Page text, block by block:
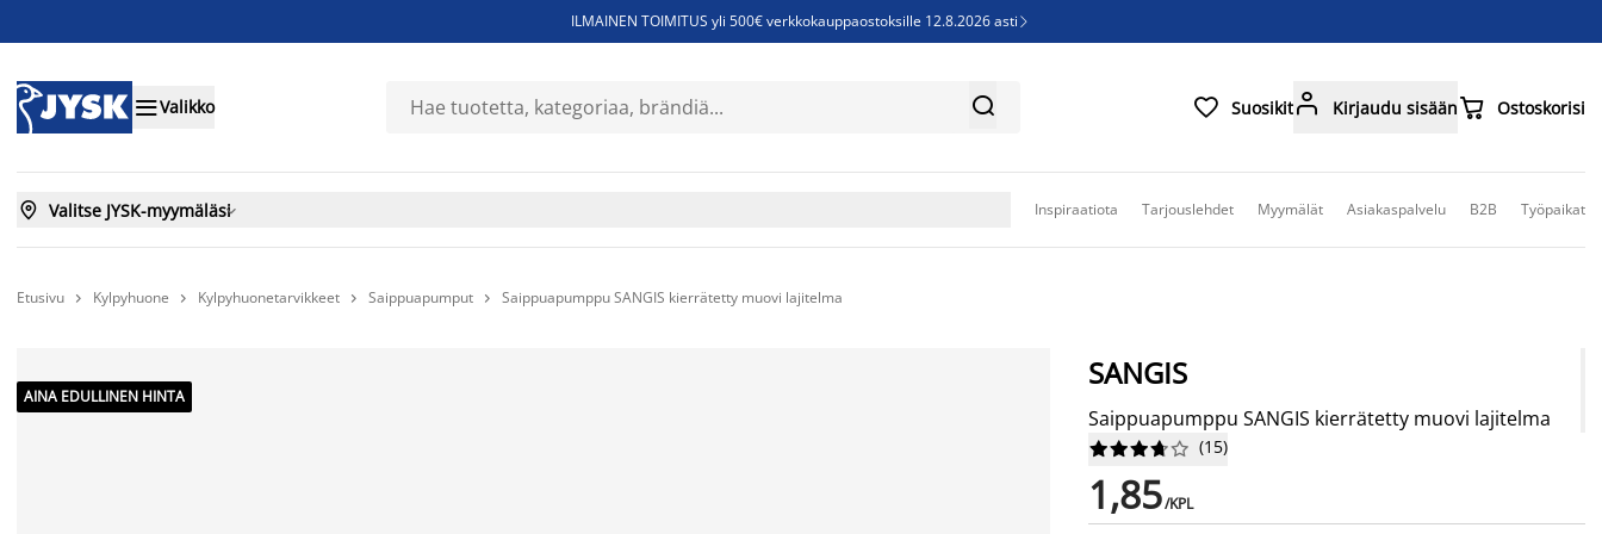
ILMAINEN TOIMITUS yli 500€ verkkokauppaostoksille 12.8.2026 asti 
Sijauspatjoja - Säästä jopa 60%
Valikko   Suosikit Kirjaudu sisään Ostoskorisi
 Valitse JYSK-myymäläsi Inspiraatiota Tarjouslehdet Myymälät Asiakaspalvelu B2B Työpaikat
Etusivu  Kylpyhuone  Kylpyhuonetarvikkeet  Saippuapumput  Saippuapumppu SANGIS kierrätetty muovi lajitelma
AINA EDULLINEN HINTA
SANGIS
Saippuapumppu SANGIS kierrätetty muovi lajitelma





 (15)
1,85/KPL